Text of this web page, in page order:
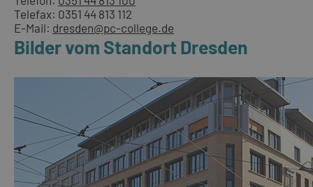
Telefax: 0351 44 813 112
E-Mail: dresden@pc-college.de
Bilder vom Standort Dresden